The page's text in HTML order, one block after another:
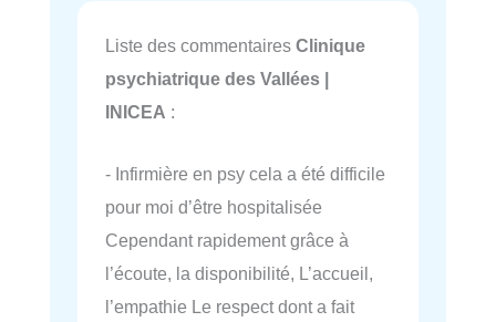
Liste des commentaires Clinique
psychiatrique des Vallées |
INICEA :
- Infirmière en psy cela a été difficile
pour moi d’être hospitalisée
Cependant rapidement grâce à
l’écoute, la disponibilité, L’accueil,
l’empathie Le respect dont a fait